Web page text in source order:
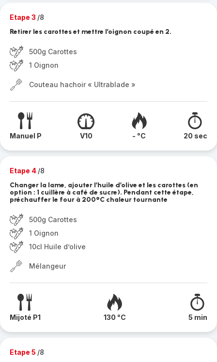
Etape 3 /8
Retirer les carottes et mettre l’oignon coupé en 2.
500g Carottes
1 Oignon
Couteau hachoir « Ultrablade »
Manuel P V10 - °C 20 sec
Etape 4 /8
Changer la lame, ajouter l’huile d’olive et les carottes (en
option : 1 cuillère à café de sucre). Pendant cette étape,
préchauffer le four à 200°C chaleur tournante
500g Carottes
1 Oignon
10cl Huile d’olive
Mélangeur
Mijoté P1 130 °C 5 min
Etape 5 /8